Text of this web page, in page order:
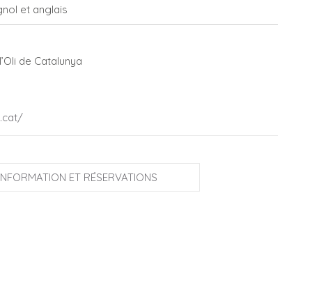
et anglais
de Catalunya
ET RÉSERVATIONS